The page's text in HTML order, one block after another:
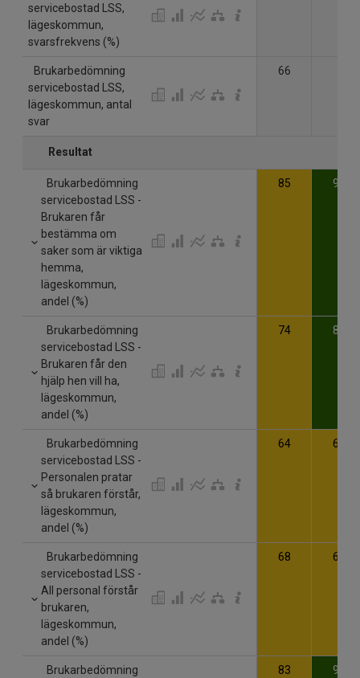
servicebostad LSS,
lägeskommun,
svarsfrekvens (%)
Brukarbedömning
servicebostad LSS,
lägeskommun, antal
svar
66
Resultat
Brukarbedömning
servicebostad LSS -
Brukaren får
bestämma om
saker som är viktiga
hemma,
lägeskommun,
andel (%)
85 93
Brukarbedömning
servicebostad LSS -
Brukaren får den
hjälp hen vill ha,
lägeskommun,
andel (%)
74 84
Brukarbedömning
servicebostad LSS -
Personalen pratar
så brukaren förstår,
lägeskommun,
andel (%)
64 68
Brukarbedömning
servicebostad LSS -
All personal förstår
brukaren,
lägeskommun,
andel (%)
68 68
Brukarbedömning 83 91